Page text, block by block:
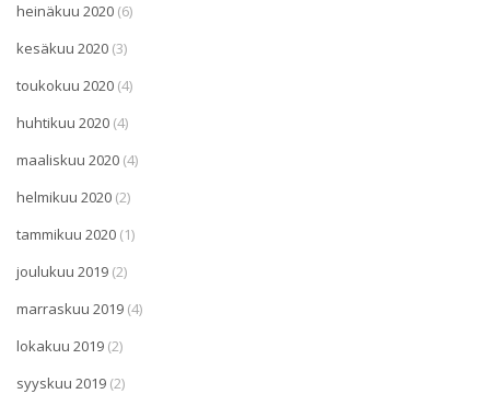
heinäkuu 2020 (6)
kesäkuu 2020 (3)
toukokuu 2020 (4)
huhtikuu 2020 (4)
maaliskuu 2020 (4)
helmikuu 2020 (2)
tammikuu 2020 (1)
joulukuu 2019 (2)
marraskuu 2019 (4)
lokakuu 2019 (2)
syyskuu 2019 (2)